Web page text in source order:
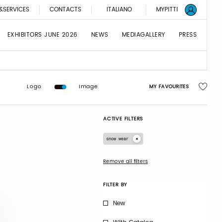
CONTACTS ITALIANO MYPITTI
EXHIBITORS JUNE 2026 NEWS MEDIAGALLERY PRESS
Logo Image MY FAVOURITES
ACTIVE FILTERS
snow wear
Remove all filters
FILTER BY
New